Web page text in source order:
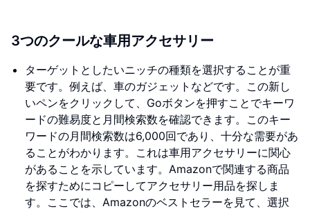
3つのクールな車用アクセサリー
ターゲットとしたいニッチの種類を選択することが重
要です。例えば、車のガジェットなどです。この新し
いペンをクリックして、Goボタンを押すことでキーワ
ードの難易度と月間検索数を確認できます。このキー
ワードの月間検索数は6,000回であり、十分な需要があ
ることがわかります。これは車用アクセサリーに関心
があることを示しています。Amazonで関連する商品
を探すためにコピーしてアクセサリー用品を探しま
す。ここでは、Amazonのベストセラーを見て、選択